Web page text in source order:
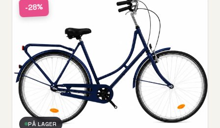
-28%
PÅ LAGER